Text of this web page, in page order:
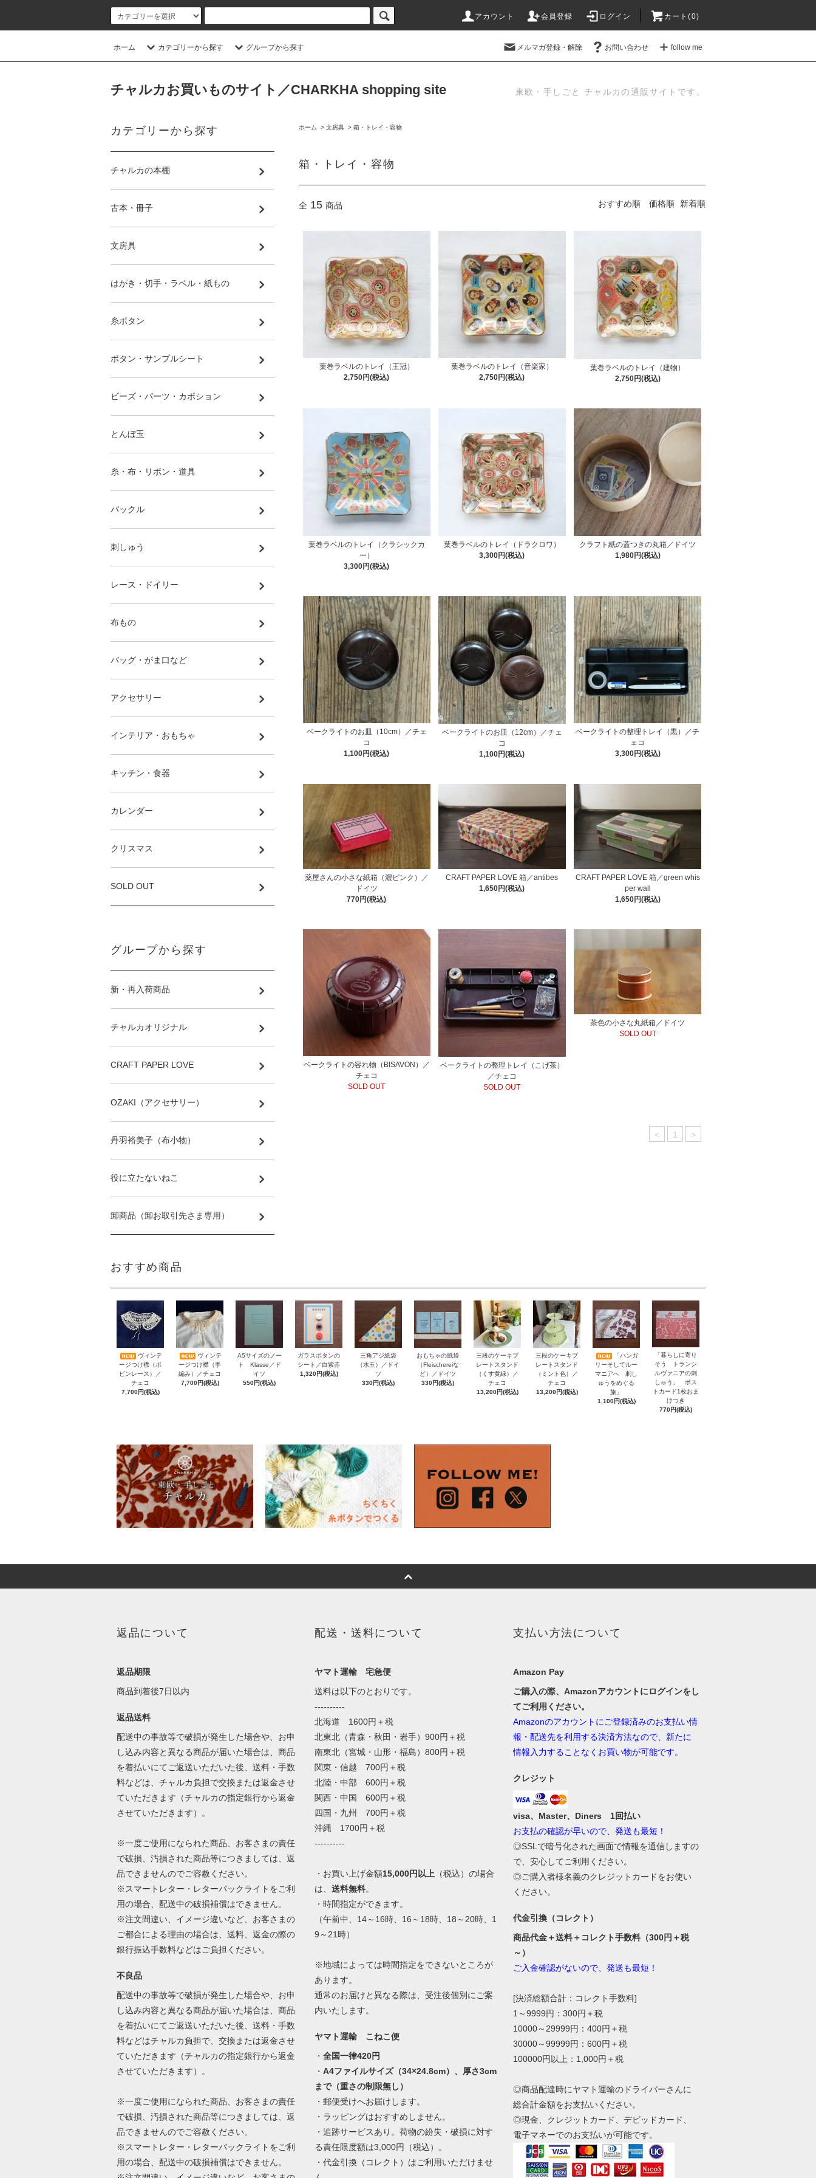
アカウント 会員登録 ログイン カート(0)
ホーム カテゴリーから探す グループから探す メルマガ登録・解除 お問い合わせ follow me
チャルカお買いものサイト／CHARKHA shopping site 東欧・手しごと チャルカの通販サイトです。
ホーム > 文房具 > 箱・トレイ・容物
箱・トレイ・容物
全 15 商品 おすすめ順 価格順 新着順
葉巻ラベルのトレイ（王冠）
2,750円(税込)
葉巻ラベルのトレイ（音楽家）
2,750円(税込)
葉巻ラベルのトレイ（建物）
2,750円(税込)
葉巻ラベルのトレイ（クラシックカ
ー）
3,300円(税込)
葉巻ラベルのトレイ（ドラクロワ）
3,300円(税込)
クラフト紙の蓋つきの丸箱／ドイツ
1,980円(税込)
ベークライトのお皿（10cm）／チェ
コ
1,100円(税込)
ベークライトのお皿（12cm）／チェ
コ
1,100円(税込)
ベークライトの整理トレイ（黒）／チ
ェコ
3,300円(税込)
薬屋さんの小さな紙箱（濃ピンク）／
ドイツ
770円(税込)
CRAFT PAPER LOVE 箱／antibes
1,650円(税込)
CRAFT PAPER LOVE 箱／green whis
per wall
1,650円(税込)
ベークライトの容れ物（BISAVON）／
チェコ
SOLD OUT
ベークライトの整理トレイ（こげ茶）
／チェコ
SOLD OUT
茶色の小さな丸紙箱／ドイツ
SOLD OUT
< 1 >
カテゴリーから探す
チャルカの本棚
古本・冊子
文房具
はがき・切手・ラベル・紙もの
糸ボタン
ボタン・サンプルシート
ビーズ・パーツ・カボション
とんぼ玉
糸・布・リボン・道具
バックル
刺しゅう
レース・ドイリー
布もの
バッグ・がま口など
アクセサリー
インテリア・おもちゃ
キッチン・食器
カレンダー
クリスマス
SOLD OUT
グループから探す
新・再入荷商品
チャルカオリジナル
CRAFT PAPER LOVE
OZAKI（アクセサリー）
丹羽裕美子（布小物）
役に立たないねこ
卸商品（卸お取引先さま専用）
おすすめ商品
ヴィンテ
ージつけ襟（ボ
ビンレース）／
チェコ
7,700円(税込)
ヴィンテ
ージつけ襟（手
編み）／チェコ
7,700円(税込)
A5サイズのノー
ト Klasse／ド
イツ
550円(税込)
ガラスボタンの
シート／白紫赤
1,320円(税込)
三角アジ紙袋
（水玉）／ドイ
ツ
330円(税込)
おもちゃの紙袋
（Fleischereiな
ど）／ドイツ
330円(税込)
三段のケーキプ
レートスタンド
（くす黄緑）／
チェコ
13,200円(税込)
三段のケーキプ
レートスタンド
（ミント色）／
チェコ
13,200円(税込)
「ハンガ
リーそしてルー
マニアへ 刺し
ゅうをめぐる
旅」
1,100円(税込)
「暮らしに寄り
そう トランシ
ルヴァニアの刺
しゅう」 ポス
トカード1枚おま
けつき
770円(税込)
返品について
返品期限
商品到着後7日以内
返品送料
配送中の事故等で破損が発生した場合や、お申
し込み内容と異なる商品が届いた場合は、商品
を着払いにてご返送いただいた後、送料・手数
料などは、チャルカ負担で交換または返金させ
ていただきます（チャルカの指定銀行から返金
させていただきます）。
※一度ご使用になられた商品、お客さまの責任
で破損、汚損された商品等につきましては、返
品できませんのでご容赦ください。
※スマートレター・レターパックライトをご利
用の場合、配送中の破損補償はできません。
※注文間違い、イメージ違いなど、お客さまの
ご都合による理由の場合は、送料、返金の際の
銀行振込手数料などはご負担ください。
不良品
配送中の事故等で破損が発生した場合や、お申
し込み内容と異なる商品が届いた場合は、商品
を着払いにてご返送いただいた後、送料・手数
料などはチャルカ負担で、交換または返金させ
ていただきます（チャルカの指定銀行から返金
させていただきます）。
※一度ご使用になられた商品、お客さまの責任
で破損、汚損された商品等につきましては、返
品できませんのでご容赦ください。
※スマートレター・レターパックライトをご利
用の場合、配送中の破損補償はできません。
配送・送料について
ヤマト運輸 宅急便
送料は以下のとおりです。
----------
北海道 1600円＋税
北東北（青森・秋田・岩手）900円＋税
南東北（宮城・山形・福島）800円＋税
関東・信越 700円＋税
北陸・中部 600円＋税
関西・中国 600円＋税
四国・九州 700円＋税
沖縄 1700円＋税
----------
・お買い上げ金額15,000円以上 （税込）の場合
は、送料無料。
・時間指定ができます。
（午前中、14～16時、16～18時、18～20時、1
9～21時）
※地域によっては時間指定をできないところが
あります。
通常のお届けと異なる際は、受注後個別にご案
内いたします。
ヤマト運輸 こねこ便
・全国一律420円
・A4ファイルサイズ（34×24.8cm）、厚さ3cm
まで（重さの制限無し）
・郵便受けへお届けします。
・ラッピングはおすすめしません。
・追跡サービスあり。荷物の紛失・破損に対す
る責任限度額は3,000円（税込）。
・代金引換（コレクト）はご利用いただけませ
支払い方法について
Amazon Pay
ご購入の際、Amazonアカウントにログインをし
てご利用ください。
Amazonのアカウントにご登録済みのお支払い情
報・配送先を利用する決済方法なので、新たに
情報入力することなくお買い物が可能です。
クレジット
visa、Master、Diners 1回払い
お支払の確認が早いので、発送も最短！
◎SSLで暗号化された画面で情報を通信しますの
で、安心してご利用ください。
◎ご購入者様名義のクレジットカードをお使い
ください。
代金引換（コレクト）
商品代金＋送料＋コレクト手数料（300円＋税
～）
ご入金確認がないので、発送も最短！
[決済総額合計：コレクト手数料]
1～9999円：300円＋税
10000～29999円：400円＋税
30000～99999円：600円＋税
100000円以上：1,000円＋税
◎商品配達時にヤマト運輸のドライバーさんに
総合計金額をお支払いください。
◎現金、クレジットカード、デビッドカード、
電子マネーでのお支払いが可能です。